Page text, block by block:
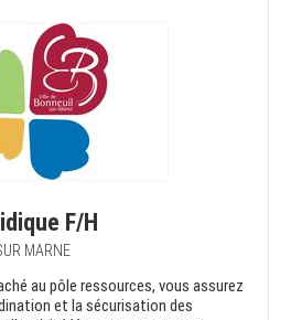
F/H
MARNE
au pôle ressources, vous assurez
et la sécurisation des